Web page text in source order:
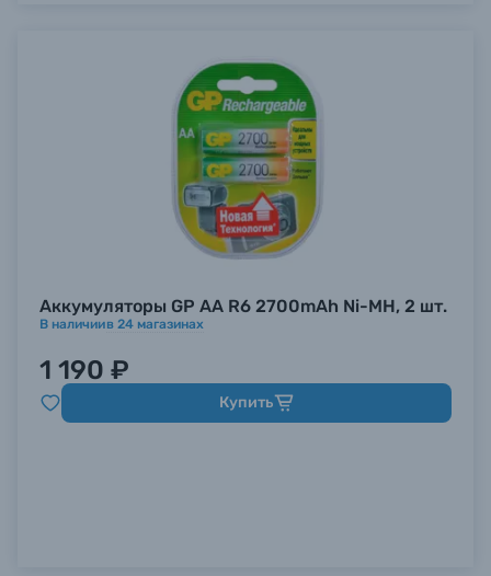
Аккумуляторы GP AA R6 2700mAh Ni-MH, 2 шт.
В наличиив 24 магазинах
1 190 ₽
Купить